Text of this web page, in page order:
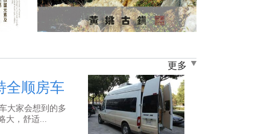
更多
全顺房车
大家会想到的多
大，舒适...